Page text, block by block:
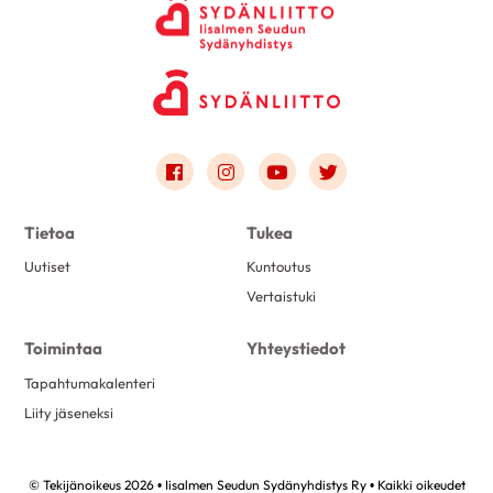
Link to facebook
Link to instagram
Link to youtube
Link to twitter
Tietoa
Uutiset
Tukea
Kuntoutus
Vertaistuki
Toimintaa
Tapahtumakalenteri
Liity jäseneksi
Yhteystiedot
© Tekijänoikeus 2026 • Iisalmen Seudun Sydänyhdistys Ry • Kaikki oikeudet